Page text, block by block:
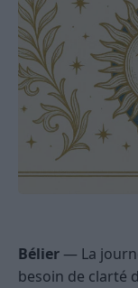
Bélier — La
besoin de clarté